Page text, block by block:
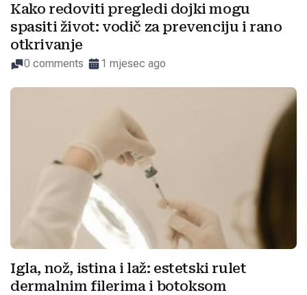
Kako redoviti pregledi dojki mogu
spasiti život: vodič za prevenciju i rano
otkrivanje
0 comments 1 mjesec ago
Igla, nož, istina i laž: estetski rulet
dermalnim filerima i botoksom